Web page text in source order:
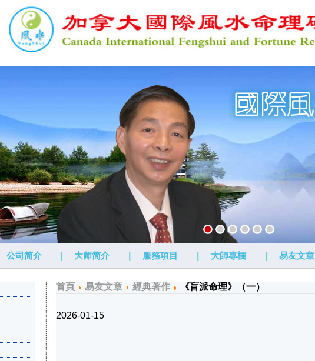
公司简介 大师简介 服務項目 大師專欄 易友文章
首頁 易友文章 經典著作 《盲派命理》（一）
2026-01-15